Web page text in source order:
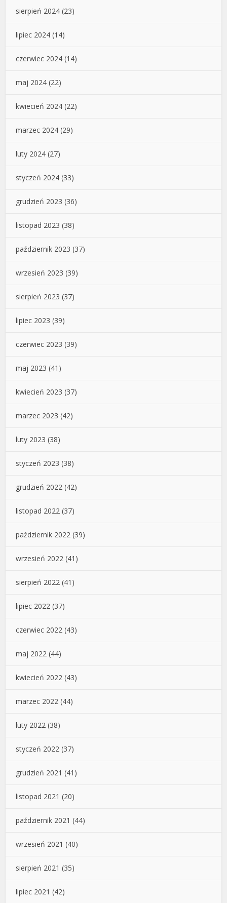
sierpień 2024 (23)
lipiec 2024 (14)
czerwiec 2024 (14)
maj 2024 (22)
kwiecień 2024 (22)
marzec 2024 (29)
luty 2024 (27)
styczeń 2024 (33)
grudzień 2023 (36)
listopad 2023 (38)
październik 2023 (37)
wrzesień 2023 (39)
sierpień 2023 (37)
lipiec 2023 (39)
czerwiec 2023 (39)
maj 2023 (41)
kwiecień 2023 (37)
marzec 2023 (42)
luty 2023 (38)
styczeń 2023 (38)
grudzień 2022 (42)
listopad 2022 (37)
październik 2022 (39)
wrzesień 2022 (41)
sierpień 2022 (41)
lipiec 2022 (37)
czerwiec 2022 (43)
maj 2022 (44)
kwiecień 2022 (43)
marzec 2022 (44)
luty 2022 (38)
styczeń 2022 (37)
grudzień 2021 (41)
listopad 2021 (20)
październik 2021 (44)
wrzesień 2021 (40)
sierpień 2021 (35)
lipiec 2021 (42)